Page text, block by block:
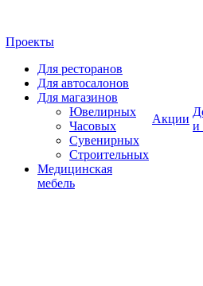
Проекты
Для ресторанов
Для автосалонов
Для магазинов
Ювелирных
Часовых
Сувенирных
Строительных
Медицинская
мебель
Акции
и